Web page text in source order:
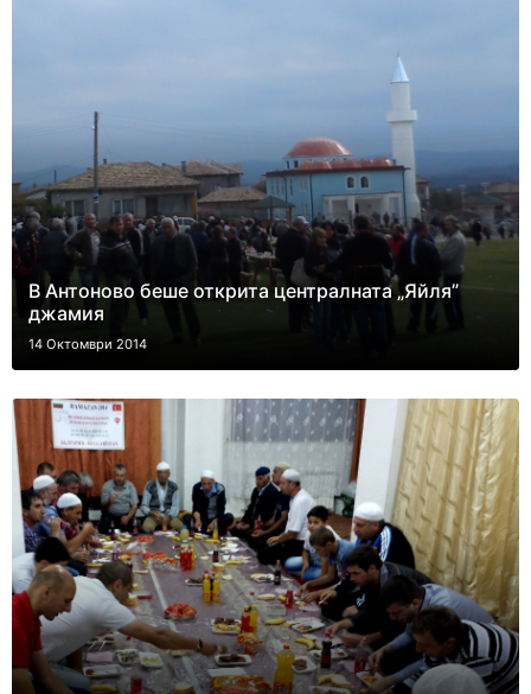
В Антоново беше открита централната „Яйля”
джамия
14 Октомври 2014